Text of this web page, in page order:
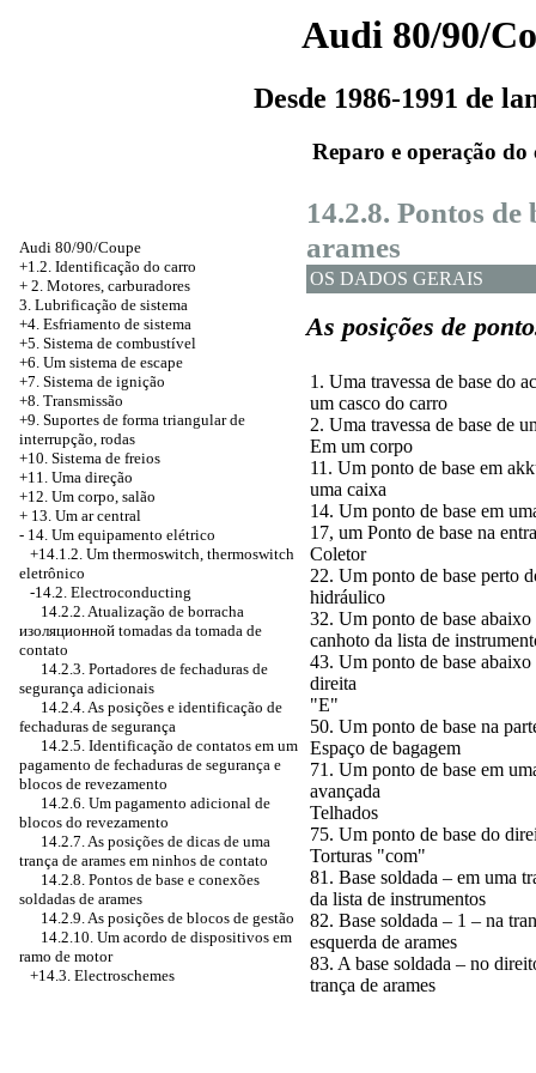
Audi 80/90/
Desde 1986-1991 de
Reparo e operação do
Audi 80/90/Coupe
+1.2. Identificação do carro
+ 2. Motores, carburadores
3. Lubrificação de sistema
+4. Esfriamento de sistema
+5. Sistema de combustível
+6. Um sistema de escape
+7. Sistema de ignição
+8. Transmissão
+9. Suportes de forma triangular de
interrupção, rodas
+10. Sistema de freios
+11. Uma direção
+12. Um corpo, salão
+ 13. Um ar central
- 14. Um equipamento elétrico
+14.1.2. Um thermoswitch, thermoswitch
eletrônico
-14.2. Electroconducting
14.2.2. Atualização de borracha
изоляционной tomadas da tomada de
contato
14.2.3. Portadores de fechaduras de
segurança adicionais
14.2.4. As posições e identificação de
fechaduras de segurança
14.2.5. Identificação de contatos em um
pagamento de fechaduras de segurança e
blocos de revezamento
14.2.6. Um pagamento adicional de
blocos do revezamento
14.2.7. As posições de dicas de uma
trança de arames em ninhos de contato
14.2.8. Pontos de base e conexões
soldadas de arames
14.2.9. As posições de blocos de gestão
14.2.10. Um acordo de dispositivos em
ramo de motor
+14.3. Electroschemes
14.2.8. Pontos de
arames
OS DADOS GERAIS
As posições de
1. Uma travessa de base do
um casco do carro
2. Uma travessa de base de
Em um corpo
11. Um ponto de base em
uma caixa
14. Um ponto de base em
17, um Ponto de base na
Coletor
22. Um ponto de base perto
hidráulico
32. Um ponto de base
canhoto da lista de
43. Um ponto de base abaixo
direita
"E"
50. Um ponto de base na
Espaço de bagagem
71. Um ponto de base em
avançada
Telhados
75. Um ponto de base do
Torturas "com"
81. Base soldada – em uma
da lista de instrumentos
82. Base soldada – 1 – na
esquerda de arames
83. A base soldada – no
trança de arames